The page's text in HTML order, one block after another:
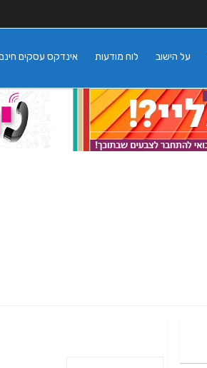
אינדקס עסקים לוח מודעות על הישוב